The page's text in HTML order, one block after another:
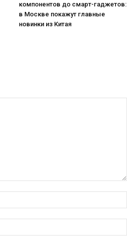
компонентов до смарт-гаджетов:
в Москве покажут главные
новинки из Китая